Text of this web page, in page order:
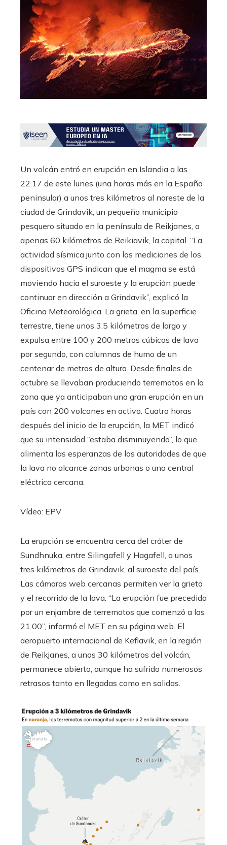
Un volcán entró en erupción en Islandia a las
22.17 de este lunes (una horas más en la España
peninsular) a unos tres kilómetros al noreste de la
ciudad de Grindavik, un pequeño municipio
pesquero situado en la península de Reikjanes, a
apenas 60 kilómetros de Reikiavik, la capital. “La
actividad sísmica junto con las mediciones de los
dispositivos GPS indican que el magma se está
moviendo hacia el suroeste y la erupción puede
continuar en dirección a Grindavik”, explicó la
Oficina Meteorológica. La grieta, en la superficie
terrestre, tiene unos 3,5 kilómetros de largo y
expulsa entre 100 y 200 metros cúbicos de lava
por segundo, con columnas de humo de un
centenar de metros de altura. Desde finales de
octubre se llevaban produciendo terremotos en la
zona que ya anticipaban una gran erupción en un
país con 200 volcanes en activo. Cuatro horas
después del inicio de la erupción, la MET indicó
que su intensidad “estaba disminuyendo”, lo que
alimenta las esperanzas de las autoridades de que
la lava no alcance zonas urbanas o una central
eléctrica cercana.
Vídeo: EPV
La erupción se encuentra cerca del cráter de
Sundhnuka, entre Silingafell y Hagafell, a unos
tres kilómetros de Grindavik, al suroeste del país.
Las cámaras web cercanas permiten ver la grieta
y el recorrido de la lava. “La erupción fue precedida
por un enjambre de terremotos que comenzó a las
21.00”, informó el MET en su página web. El
aeropuerto internacional de Keflavik, en la región
de Reikjanes, a unos 30 kilómetros del volcán,
permanece abierto, aunque ha sufrido numerosos
retrasos tanto en llegadas como en salidas.